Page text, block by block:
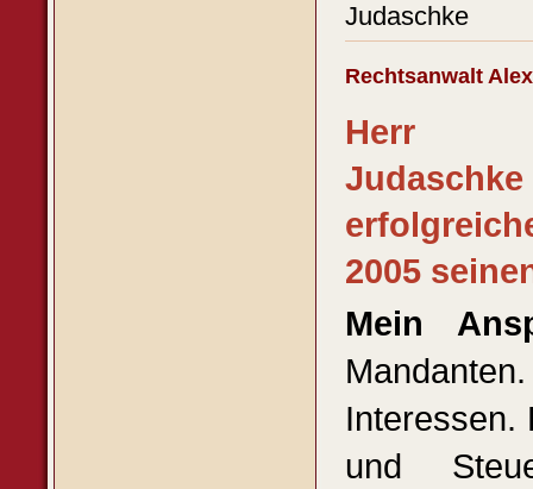
Judaschke
Rechtsanwalt
Herr
2005
Mein
Interessen.
und